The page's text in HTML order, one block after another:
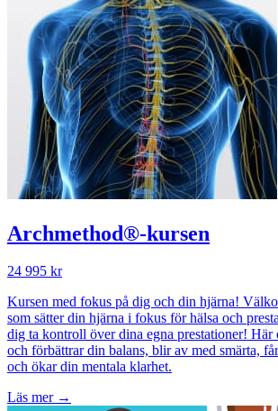
Archmethod®-kursen
24 995 kr
Kursen med fokus på dig och din hjärna!
som sätter din hjärna i fokus för hälsa och
dig ta kontroll över dina egna prestationer!
och förbättrar din balans, blir av med smärta,
och ökar din mentala klarhet.
Läs mer →